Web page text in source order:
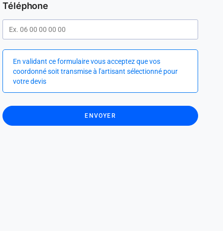
Téléphone
En validant ce formulaire vous acceptez que vos
coordonné soit transmise à l'artisant sélectionné pour
votre devis
ENVOYER